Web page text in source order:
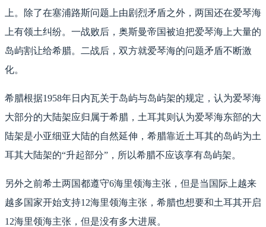
上。除了在塞浦路斯问题上由剧烈矛盾之外，两国还在爱琴海
上有领土纠纷。一战败后，奥斯曼帝国被迫把爱琴海上大量的
岛屿割让给希腊。二战后，双方就爱琴海的问题矛盾不断激
化。
希腊根据1958年日内瓦关于岛屿与岛屿架的规定，认为爱琴海
大部分的大陆架应归属于希腊，土耳其则认为爱琴海东部的大
陆架是小亚细亚大陆的自然延伸，希腊靠近土耳其的岛屿为土
耳其大陆架的“升起部分”，所以希腊不应该享有岛屿架。
另外之前希土两国都遵守6海里领海主张，但是当国际上越来
越多国家开始支持12海里领海主张，希腊也想要和土耳其开启
12海里领海主张，但是没有多大进展。